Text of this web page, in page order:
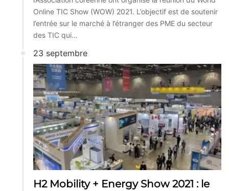
Online TIC Show (WOW) 2021. L’objectif est de soutenir
l’entrée sur le marché à l’étranger des PME du secteur
des TIC qui…
23 septembre
H2 Mobility + Energy Show 2021 : le